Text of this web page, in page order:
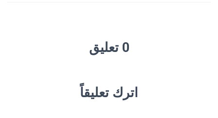
0 تعليق
اترك تعليقاً